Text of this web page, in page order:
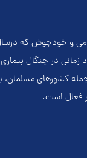
در چنگال بیماری
کشور‌هاي
فعال است.